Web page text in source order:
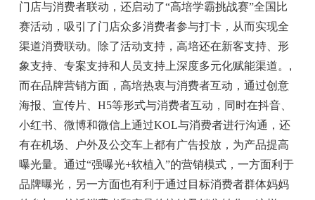
门店与消费者联动，还启动了“高培学霸挑战赛”全国比
赛活动，吸引了门店众多消费者参与打卡，从而实现全
渠道消费联动。除了活动支持，高培还在新客支持、形
象支持、专案支持和人员支持上深度多元化赋能渠道。 ,
而在品牌营销方面，高培热衷与消费者互动，通过创意
海报、宣传片、H5等形式与消费者互动，同时在抖音、
小红书、微博和微信上通过KOL与消费者进行沟通，还
有在机场、户外及公交车上都有广告投放，为产品提高
曝光量。通过“强曝光+软植入”的营销模式，一方面利于
品牌曝光，另一方面也有利于通过目标消费者群体妈妈